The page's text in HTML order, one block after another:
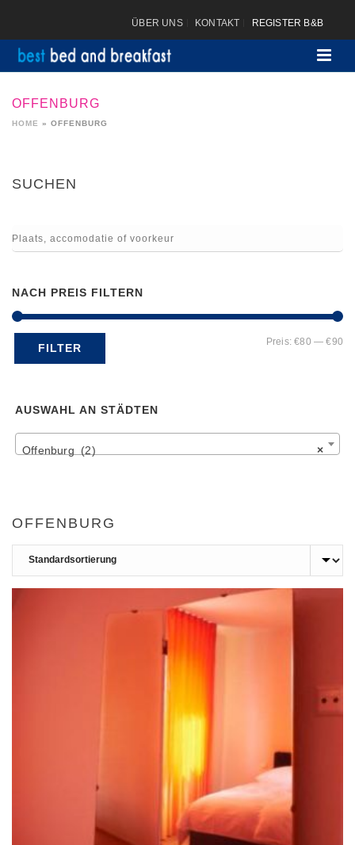
ÜBER UNS KONTAKT REGISTER B&B
OFFENBURG
HOME » OFFENBURG
OFFENBURG
SUCHEN
NACH PREIS FILTERN
FILTER Preis:€80 —€90
AUSWAHL AN STÄDTEN
×
Offenburg (2)